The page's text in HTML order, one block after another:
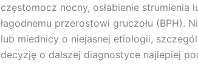
częstomocz nocny, osłabienie
łagodnemu przerostowi gruczołu
lub miednicy o niejasnej etiologii,
decyzję o dalszej diagnostyce najlepiej